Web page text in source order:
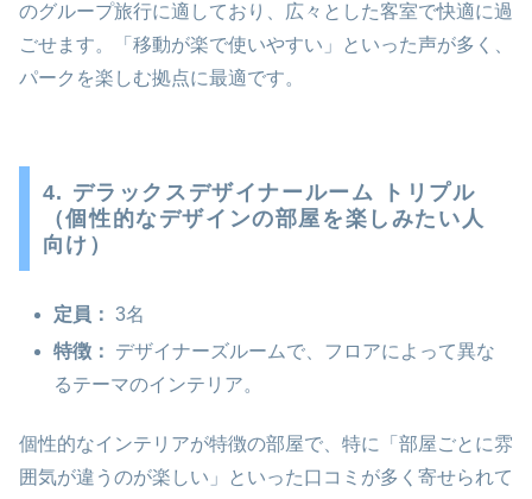
のグループ旅行に適しており、広々とした客室で快適に過
ごせます。「移動が楽で使いやすい」といった声が多く、
パークを楽しむ拠点に最適です。
4. デラックスデザイナールーム トリプル
（個性的なデザインの部屋を楽しみたい人
向け）
定員： 3名
特徴：
デザイナーズルームで、フロアによって異な
るテーマのインテリア。
個性的なインテリアが特徴の部屋で、特に「部屋ごとに雰
囲気が違うのが楽しい」といった口コミが多く寄せられて